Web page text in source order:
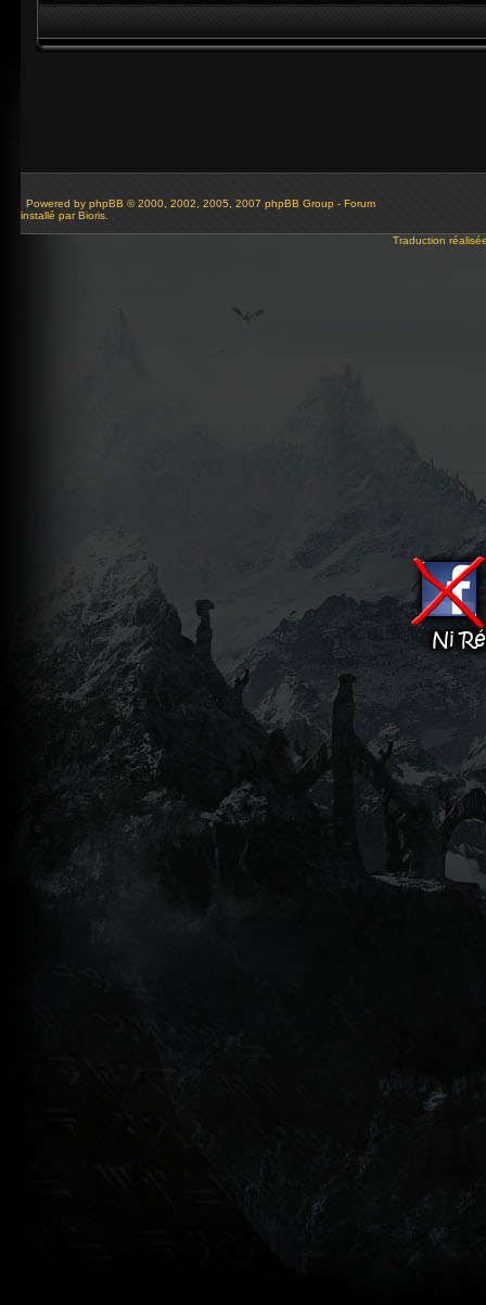
Powered by phpBB © 2000, 2002, 2005, 2007 phpBB Group - Forum
installé par Bioris.
Traduction